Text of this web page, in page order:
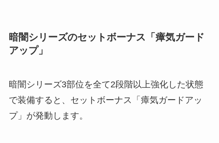
暗闇シリーズのセットボーナス「瘴気ガード
アップ」
暗闇シリーズ3部位を全て2段階以上強化した状態
で装備すると、セットボーナス「瘴気ガードアッ
プ」が発動します。